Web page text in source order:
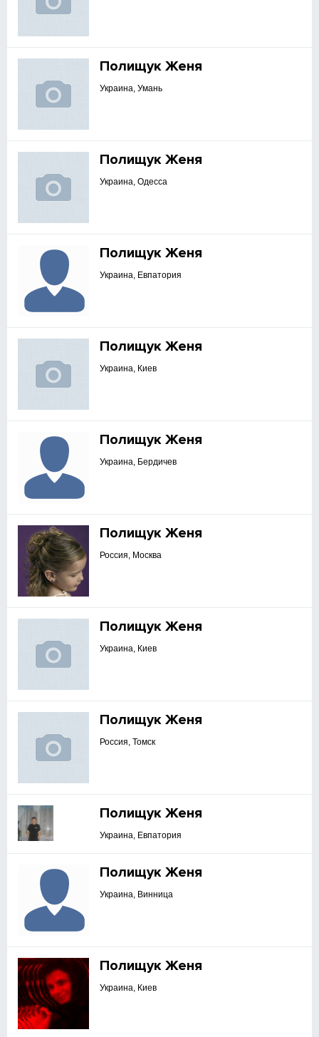
Полищук Женя
Украина, Умань
Полищук Женя
Украина, Одесса
Полищук Женя
Украина, Евпатория
Полищук Женя
Украина, Киев
Полищук Женя
Украина, Бердичев
Полищук Женя
Россия, Москва
Полищук Женя
Украина, Киев
Полищук Женя
Россия, Томск
Полищук Женя
Украина, Евпатория
Полищук Женя
Украина, Винница
Полищук Женя
Украина, Киев